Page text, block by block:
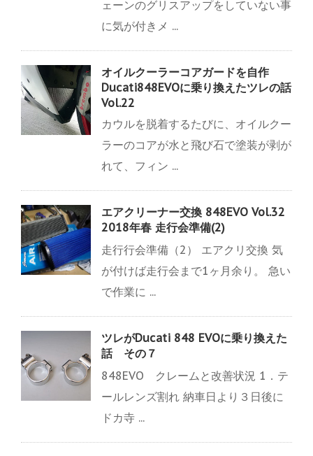
ェーンのグリスアップをしていない事
に気が付きメ ...
オイルクーラーコアガードを自作
Ducati848EVOに乗り換えたツレの話
Vol.22
カウルを脱着するたびに、オイルクー
ラーのコアが水と飛び石で塗装が剥が
れて、フィン ...
エアクリーナー交換 848EVO Vol.32
2018年春 走行会準備(2)
走行行会準備（2） エアクリ交換 気
が付けば走行会まで1ヶ月余り。 急い
で作業に ...
ツレがDucati 848 EVOに乗り換えた
話 その７
848EVO クレームと改善状況 1．テ
ールレンズ割れ 納車日より３日後に
ドカ寺 ...